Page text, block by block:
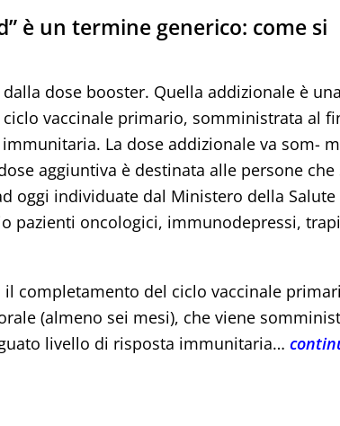
è un termine generico: come si
dose booster. Quella addizionale è
vaccinale primario, somministrata al
La dose addizionale va som-
aggiuntiva è destinata alle persone che
oggi individuate dal Ministero della Salute
pazienti oncologici, immunodepressi,
completamento del ciclo vaccinale
(almeno sei mesi), che viene
livello di risposta immunitaria…